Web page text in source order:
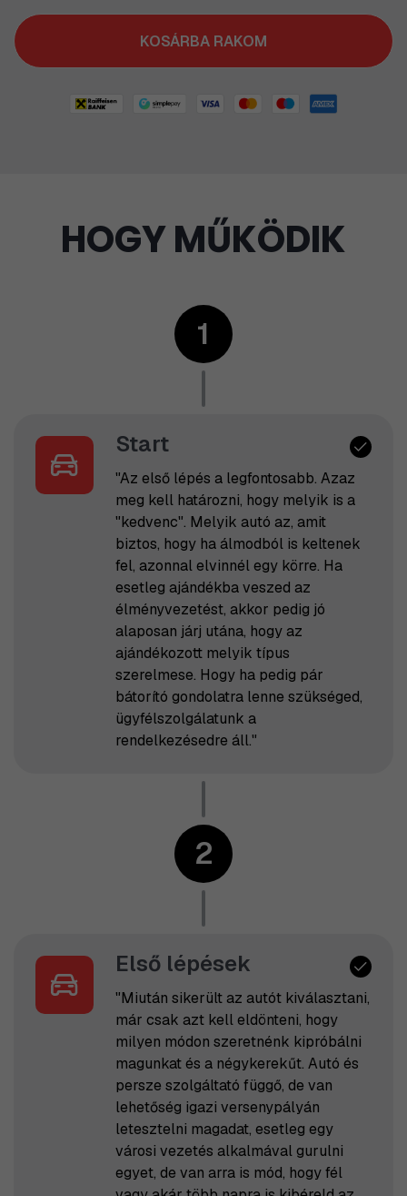
KOSÁRBA RAKOM
HOGY MŰKÖDIK
1
Start
"Az első lépés a legfontosabb. Azaz
meg kell határozni, hogy melyik is a
"kedvenc". Melyik autó az, amit
biztos, hogy ha álmodból is keltenek
fel, azonnal elvinnél egy körre. Ha
esetleg ajándékba veszed az
élményvezetést, akkor pedig jó
alaposan járj utána, hogy az
ajándékozott melyik típus
szerelmese. Hogy ha pedig pár
bátorító gondolatra lenne szükséged,
ügyfélszolgálatunk a
rendelkezésedre áll."
2
Első lépések
"Miután sikerült az autót kiválasztani,
már csak azt kell eldönteni, hogy
milyen módon szeretnénk kipróbálni
magunkat és a négykerekűt. Autó és
persze szolgáltató függő, de van
lehetőség igazi versenypályán
letesztelni magadat, esetleg egy
városi vezetés alkalmával gurulni
egyet, de van arra is mód, hogy fél